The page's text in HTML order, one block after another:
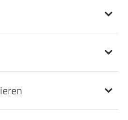
binnenspiegel
voor bedieningselementen